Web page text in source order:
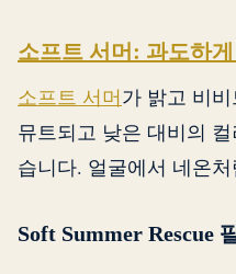
소프트 서머: 과도하
소프트 서머가 밝고 비
뮤트되고 낮은 대비의
습니다. 얼굴에서 네온
Soft Summer Rescue